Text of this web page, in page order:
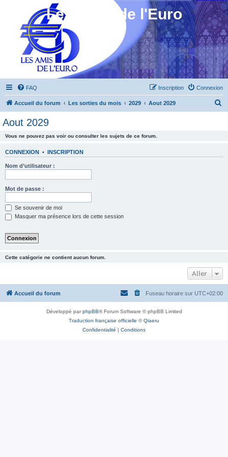
Les Amis de l'Euro
FAQ Connexion
Inscription
Accueil du forum Les sorties du mois 2029 Aout 2029
Aout 2029
Vous ne pouvez pas voir ou consulter les sujets de ce forum.
CONNEXION • INSCRIPTION
Nom d’utilisateur :
Mot de passe :
Se souvenir de moi
Masquer ma présence lors de cette session
Cette catégorie ne contient aucun forum.
Aller
Accueil du forum Fuseau horaire sur UTC+02:00
Développé parphpBB® Forum Software © phpBB Limited
Traduction française officielle ©Qiaeru
Confidentialité | Conditions